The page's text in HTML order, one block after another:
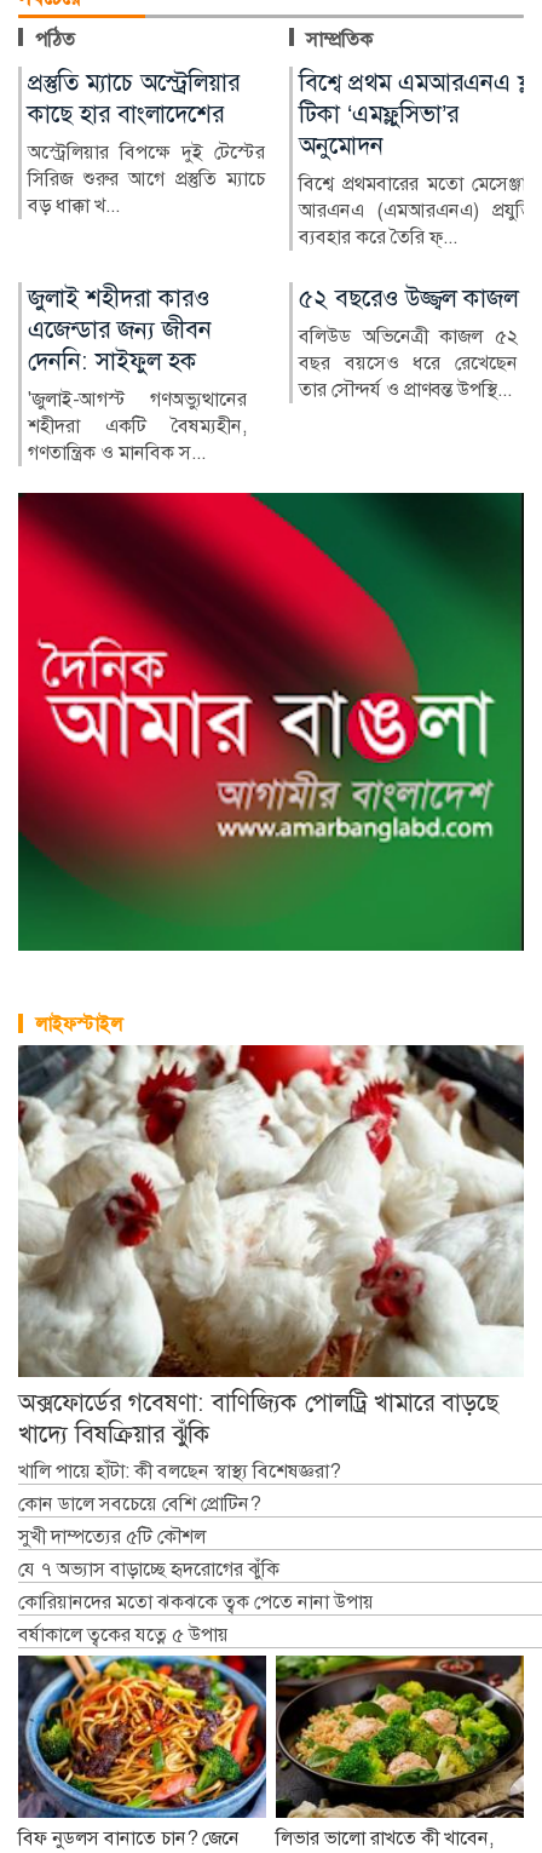
পঠিত সাম্প্রতিক
বিশ্বে প্রথম এমআরএনএ ফ্লু
টিকা ‘এমফ্লুসিভা’র
অনুমোদন
বিশ্বে প্রথমবারের মতো মেসেঞ্জার
আরএনএ (এমআরএনএ) প্রযুক্তি
বার্সা থেকে লিভারপুলে
যাচ্ছেন রোনাল্ড আরাউহো
বার্সেলোনার উরুগুইয়ান
ডিফেন্ডার রোনাল্ড আরাউহোকে
ধারে (লোন) দলে ভেড়াতে যাচ্ছে...
৫২ বছরেও উজ্জ্বল কাজল
বলিউড অভিনেত্রী কাজল ৫২
বছর বয়সেও ধরে রেখেছেন
তার সৌন্দর্য ও প্রাণবন্ত উপস্থি...
হাসিনার পালানোর কারণ
জানালেন তথ্যমন্ত্রী
জনগণের আকাঙ্ক্ষা বুঝতে ব্যর্থ
হয়ে রাষ্ট্রীয় ক্ষমতাকে
লাইফস্টাইল
অক্সফোর্ডের গবেষণা: বাণিজ্যিক পোলট্রি খামারে বাড়ছে
খাদ্যে বিষক্রিয়ার ঝুঁকি
খালি পায়ে হাঁটা: কী বলছেন স্বাস্থ্য বিশেষজ্ঞরা?
কোন ডালে সবচেয়ে বেশি প্রোটিন?
সুখী দাম্পত্যের ৫টি কৌশল
যে ৭ অভ্যাস বাড়াচ্ছে হৃদরোগের ঝুঁকি
কোরিয়ানদের মতো ঝকঝকে ত্বক পেতে নানা উপায়
বর্ষাকালে ত্বকের যত্নে ৫ উপায়
বিফ নুডলস বানাতে চান? জেনে
লিভার ভালো রাখতে কী খাবেন,